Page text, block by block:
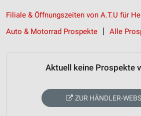
Filiale & Öffnungszeiten von A.T.U für
Auto & Motorrad Prospekte
Alle
Aktuell keine Prospekte
ZUR HÄNDLER-